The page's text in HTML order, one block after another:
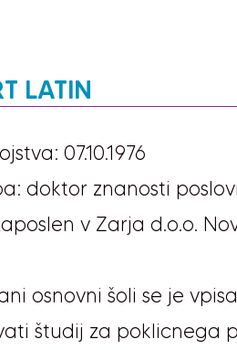
LATIN
07.10.1976
doktor znanosti
v Zarja d.o.o.
osnovni šoli se je
študij za poklicnega